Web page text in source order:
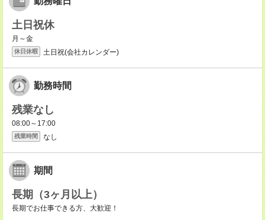
土日祝休
月～金
休日休暇 土日祝(会社カレンダー)
勤務時間
残業なし
08:00～17:00
残業時間 なし
期間
長期（3ヶ月以上）
長期でお仕事できる方、大歓迎！